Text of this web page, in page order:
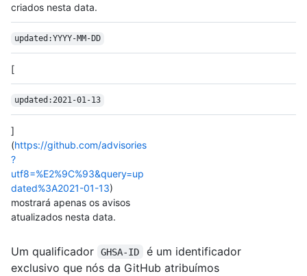
criados nesta data.
updated:YYYY-MM-DD
[
updated:2021-01-13
]
(https://github.com/advisories
?
utf8=%E2%9C%93&query=up
dated%3A2021-01-13)
mostrará apenas os avisos
atualizados nesta data.
Um qualificador GHSA-ID
é um identificador
exclusivo que nós da GitHub atribuímos